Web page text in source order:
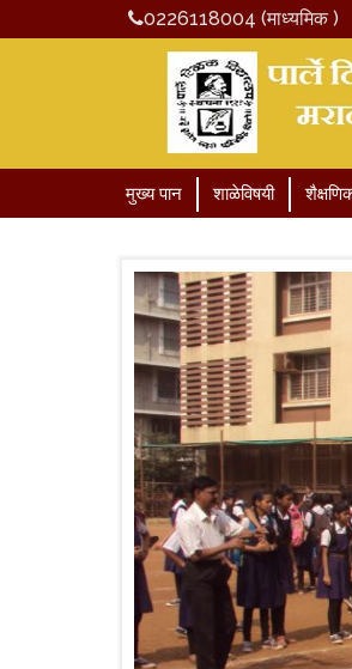
0226118004 (माध्यमिक )
मुख्य पान शाळेविषयी